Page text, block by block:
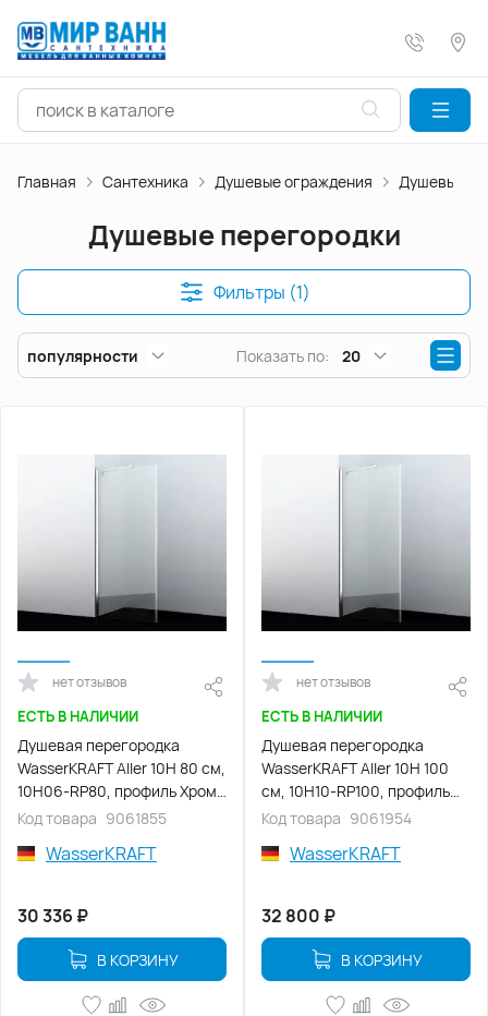
Главная Сантехника Душевые ограждения Душевые
Душевые перегородки
Фильтры (1)
популярности Показать по: 20
нет отзывов
ЕСТЬ В НАЛИЧИИ
Душевая перегородка
WasserKRAFT Aller 10H 80 см,
10H06-RP80, профиль Хром,
стекло Прозрачное
Код товара 9061855
WasserKRAFT
30 336 ₽
В КОРЗИНУ
нет отзывов
ЕСТЬ В НАЛИЧИИ
Душевая перегородка
WasserKRAFT Aller 10H 100
см, 10H10-RP100, профиль
Хром, стекло Прозрачное
Код товара 9061954
WasserKRAFT
32 800 ₽
В КОРЗИНУ